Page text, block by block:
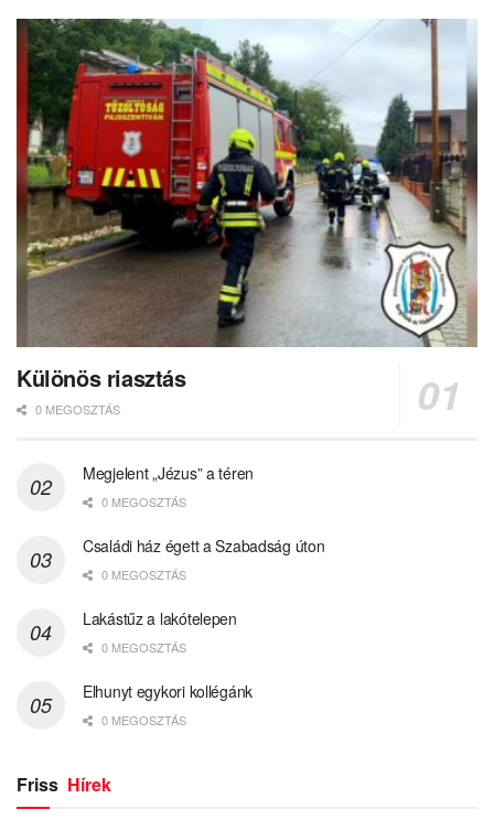
Különös riasztás
0 MEGOSZTÁS
Megjelent „Jézus” a téren
0 MEGOSZTÁS
Családi ház égett a Szabadság úton
0 MEGOSZTÁS
Lakástűz a lakótelepen
0 MEGOSZTÁS
Elhunyt egykori kollégánk
0 MEGOSZTÁS
Friss Hírek